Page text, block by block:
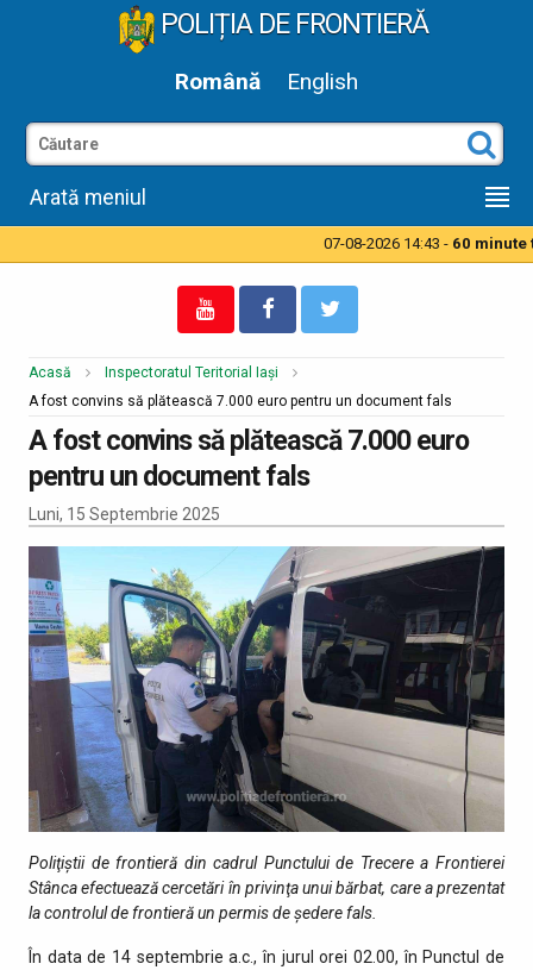
POLIȚIA DE FRONTIERĂ
Română English
Arată meniul
07-08-2026 14:43 -60 minute
Acasă
Inspectoratul Teritorial Iași
A fost convins să plătească 7.000 euro pentru un document fals
A fost convins să plătească 7.000 euro
pentru un document fals
Luni, 15 Septembrie 2025
Poliţiştii de frontieră din cadrul Punctului de Trecere a Frontierei
Stânca efectuează cercetări în privinţa unui bărbat, care a prezentat
la controlul de frontieră un permis de ședere fals.
În data de 14 septembrie a.c., în jurul orei 02.00, în Punctul de